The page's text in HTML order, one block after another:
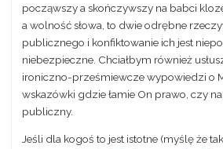
począwszy a skończywszy na babci
a wolność słowa, to dwie odrębne
publicznego i konfiktowanie ich jest
niebezpieczne. Chciałbym również
ironiczno-prześmiewcze wypowiedzi o
wskazówki gdzie łamie On prawo, czy
publiczny.
Jeśli dla kogoś to jest istotne (myślę że